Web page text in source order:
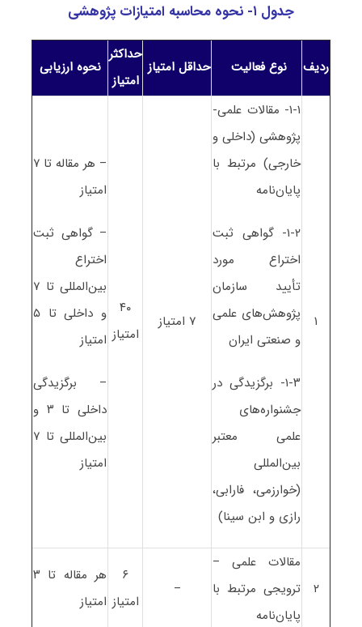
جدول ۱- نحوه محاسبه امتیازات پژوهشی
ردیف نوع فعالیت حداقل امتیاز
حداکثر
امتیاز
نحوه ارزیابی
۱
۱-۱- مقالات علمی-
پژوهشی (داخلی و
خارجی) مرتبط با
پایان‌نامه
۱-۲- گواهی ثبت
اختراع مورد
تأیید سازمان
پژوهش‌های علمی
و صنعتی ایران
۱-۳- برگزیدگی در
جشنواره‌های
علمی معتبر
بین‌المللی
(خوارزمی، فارابی،
رازی و ابن سینا)
۷ امتیاز
۴۰
امتیاز
– هر مقاله تا ۷
امتیاز
– گواهی ثبت
اختراع
بین‌المللی تا ۷
و داخلی تا ۵
امتیاز
– برگزیدگی
داخلی تا ۳ و
بین‌المللی تا ۷
امتیاز
۲
مقالات علمی –
ترویجی مرتبط با
پایان‌نامه
–
۶
امتیاز
هر مقاله تا ۳
امتیاز